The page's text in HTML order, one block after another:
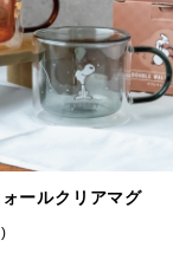
ールクリアマグ